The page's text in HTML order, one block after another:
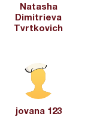
Natasha
Dimitrieva
Tvrtkovich
jovana 123